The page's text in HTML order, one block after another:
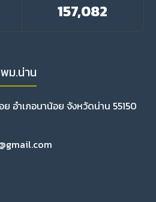
157,082
ม.น่าน
อำเภอนาน้อย จังหวัดน่าน 55150